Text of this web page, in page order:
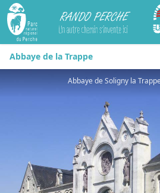
Rando Perche
Abbaye de la Trappe
Abbaye de Soligny la